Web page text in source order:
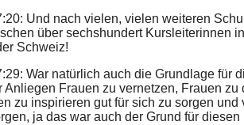
Und nach vielen, vielen weiteren
über sechshundert Kursleiterinnen
Schweiz!
War natürlich auch die Grundlage für
Anliegen Frauen zu vernetzen, Frauen zu
zu inspirieren gut für sich zu sorgen
ja das war auch der Grund für diesen